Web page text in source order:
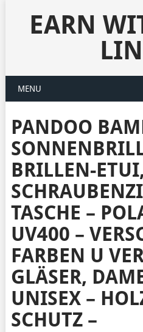
EARN
MENU
PANDOO
BRILLEN-ETUI,
TASCHE –
UV400 –
FARBEN U
GLÄSER,
UNISEX –
SCHUTZ –